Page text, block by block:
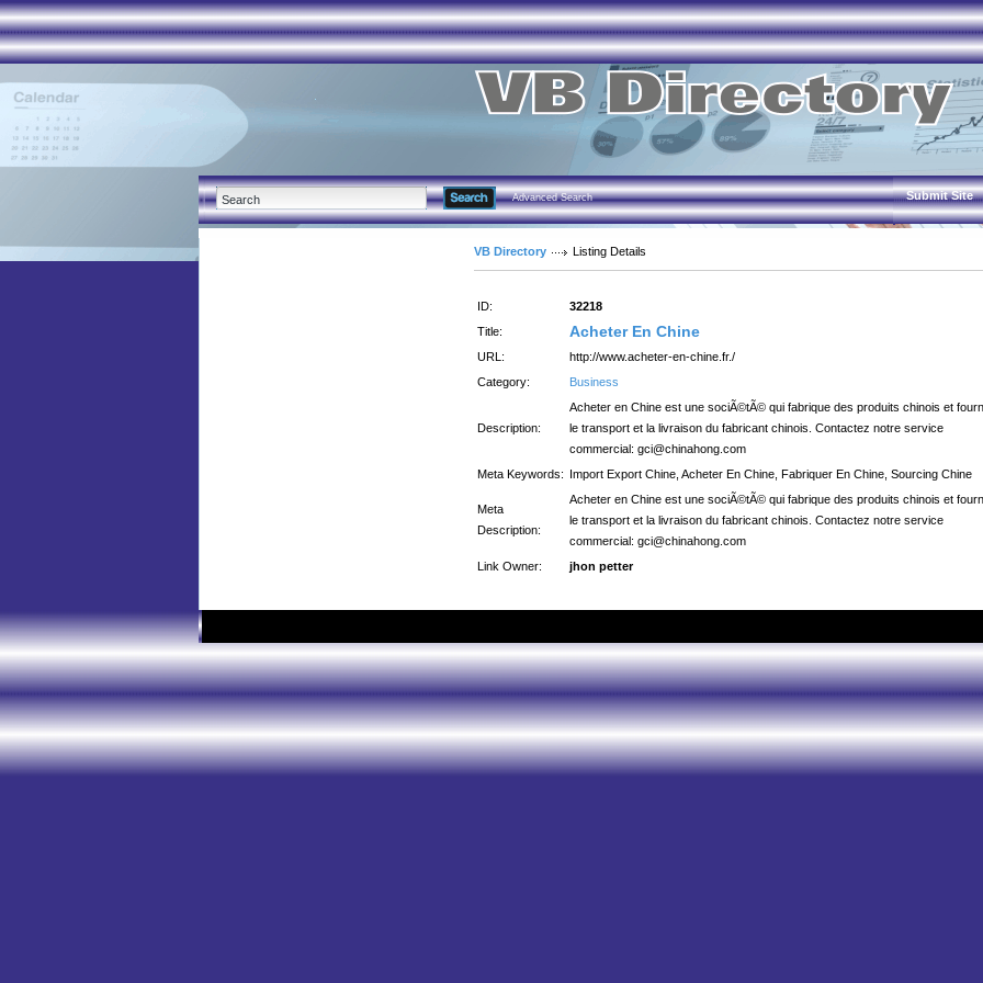
Advanced Search Submit Site
VB Directory Listing Details
ID:
32218
Title:
Acheter En Chine
URL:
http://www.acheter-en-chine.fr./
Category:
Business
Description:
Acheter en Chine est une sociÃ©tÃ© qui fabrique des produits chinois et
le transport et la livraison du fabricant chinois. Contactez notre service
commercial: gci@chinahong.com
Meta Keywords: Import Export Chine, Acheter En Chine, Fabriquer En Chine, Sourcing Chine
Meta
Description:
Acheter en Chine est une sociÃ©tÃ© qui fabrique des produits chinois et
le transport et la livraison du fabricant chinois. Contactez notre service
commercial: gci@chinahong.com
Link Owner:
jhon petter